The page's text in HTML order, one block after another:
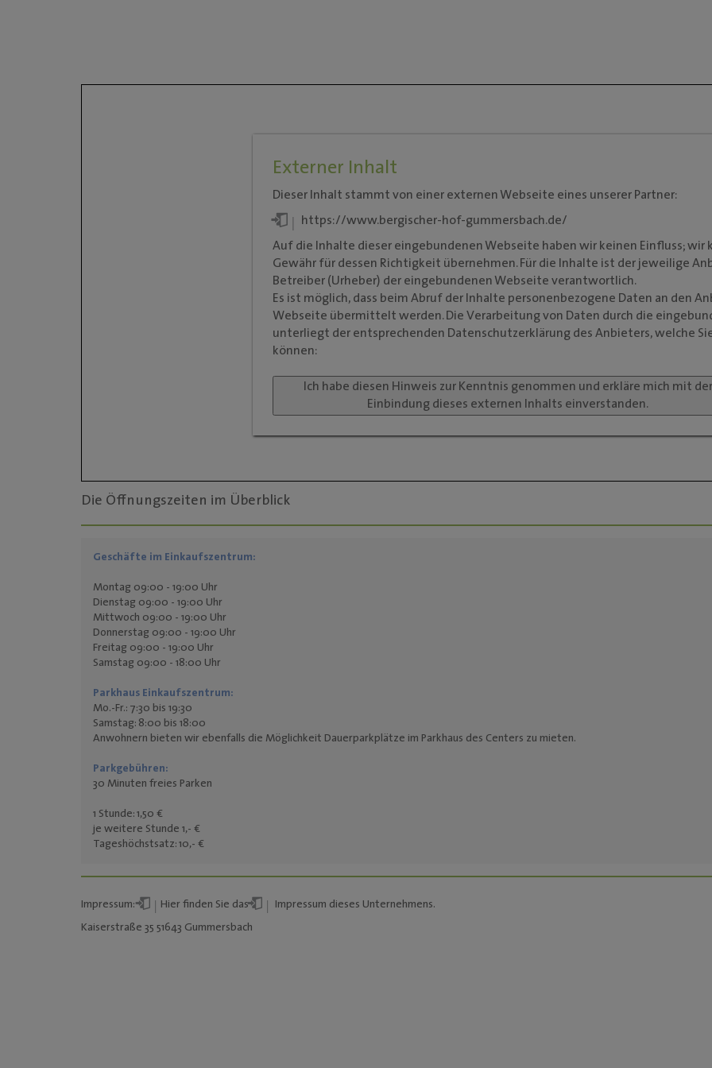
Externer Inhalt
Dieser Inhalt stammt von einer externen Webseite eines unserer Partner:
https://www.bergischer-hof-gummersbach.de/
Auf die Inhalte dieser eingebundenen Webseite haben wir keinen Einfluss; wir
Gewähr für dessen Richtigkeit übernehmen. Für die Inhalte ist der jeweilige
Betreiber (Urheber) der eingebundenen Webseite verantwortlich.
Es ist möglich, dass beim Abruf der Inhalte personenbezogene Daten an den
Webseite übermittelt werden. Die Verarbeitung von Daten durch die
unterliegt der entsprechenden Datenschutzerklärung des Anbieters, welche
können:
Ich habe diesen Hinweis zur Kenntnis genommen und erkläre mich mit der
Einbindung dieses externen Inhalts einverstanden.
Die Öffnungszeiten im Überblick
Geschäfte im Einkaufszentrum:
Montag 09:00 - 19:00 Uhr
Dienstag 09:00 - 19:00 Uhr
Mittwoch 09:00 - 19:00 Uhr
Donnerstag 09:00 - 19:00 Uhr
Freitag 09:00 - 19:00 Uhr
Samstag 09:00 - 18:00 Uhr
Parkhaus Einkaufszentrum:
Mo.-Fr.: 7:30 bis 19:30
Samstag: 8:00 bis 18:00
Anwohnern bieten wir ebenfalls die Möglichkeit Dauerparkplätze im Parkhaus des Centers zu mieten.
Parkgebühren:
30 Minuten freies Parken
1 Stunde: 1,50 €
je weitere Stunde 1,- €
Tageshöchstsatz: 10,- €
Impressum: Hier finden Sie das Impressum dieses Unternehmens.
Kaiserstraße 35 51643 Gummersbach